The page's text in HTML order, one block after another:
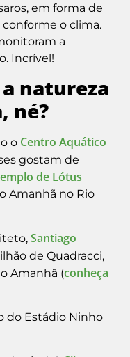
em forma de
conforme o clima.
a
Incrível!
natureza
né?
o Centro Aquático
gostam de
de Lótus
Amanhã no Rio
Santiago
de Quadracci,
Amanhã (conheça
do Estádio Ninho